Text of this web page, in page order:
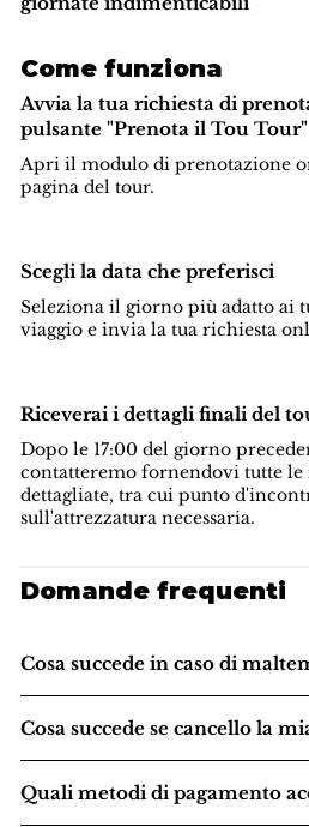
Come funziona
Avvia la tua richiesta di
pulsante "Prenota il Tou Tour"
Apri il modulo di prenotazione
pagina del tour.
Scegli la data che preferisci
Seleziona il giorno più adatto ai
viaggio e invia la tua richiesta
Riceverai i dettagli finali del
Dopo le 17:00 del giorno
contatteremo fornendovi tutte
dettagliate, tra cui punto
sull'attrezzatura necessaria.
Domande frequenti
Cosa succede in caso di
Cosa succede se cancello la
Quali metodi di pagamento